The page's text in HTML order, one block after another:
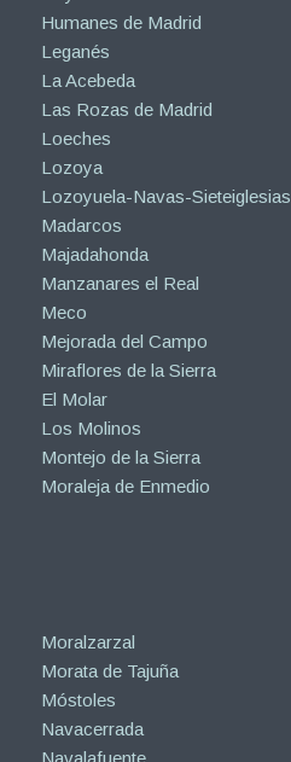
Humanes de Madrid
Leganés
La Acebeda
Las Rozas de Madrid
Loeches
Lozoya
Lozoyuela-Navas-Sieteiglesias
Madarcos
Majadahonda
Manzanares el Real
Meco
Mejorada del Campo
Miraflores de la Sierra
El Molar
Los Molinos
Montejo de la Sierra
Moraleja de Enmedio
Moralzarzal
Morata de Tajuña
Móstoles
Navacerrada